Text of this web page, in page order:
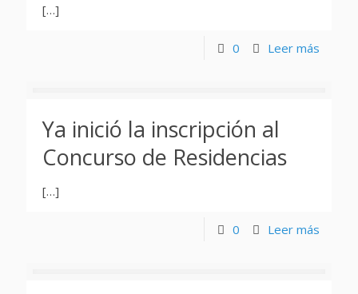
[…]
0 Leer más
Ya inició la inscripción al
Concurso de Residencias
[…]
0 Leer más